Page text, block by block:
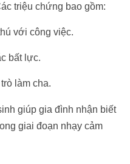
triệu chứng bao gồm:
với công việc.
bất lực.
làm cha.
giúp gia đình nhận biết
giai đoạn nhạy cảm